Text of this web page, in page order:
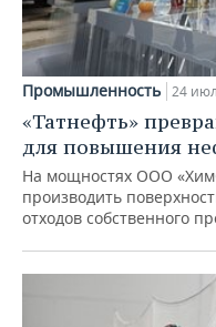
Промышленность 24
«Татнефть»
для повышения
На мощностях ООО
производить
отходов собственного